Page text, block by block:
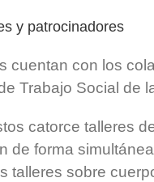
y patrocinadores
cuentan con los
Trabajo Social de
catorce talleres
de forma
talleres sobre